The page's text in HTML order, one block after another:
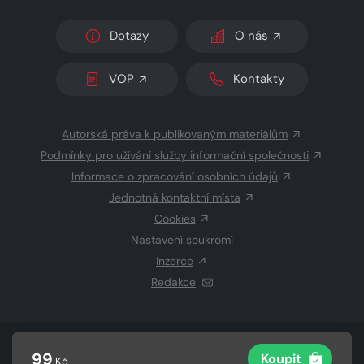
99 Kč Koupit
Dotazy O nás
VOP Kontakty
Autorská práva k publikovaným materiálům
Podmínky pro užívání služby informační společnosti
Informace o zpracování osobních údajů
Jednotná kontaktní místa
Cookies
Nastavení soukromí
Inzerce
Redakce
CZECH NEWS CENTER a.s.a dodavatelé